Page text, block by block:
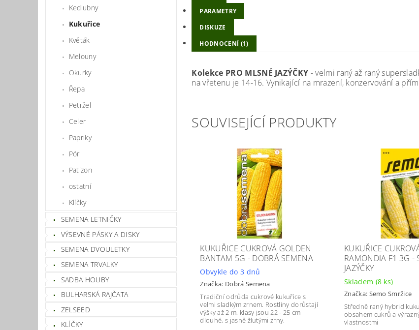
Kedlubny
Kukuřice
Květák
Melouny
Okurky
Řepa
Petržel
Celer
Papriky
Pór
Patizon
ostatní
Klíčky
SEMENA LETNIČKY
VÝSEVNÉ PÁSKY A DISKY
SEMENA DVOULETKY
SEMENA TRVALKY
SADBA HOUBY
BULHARSKÁ RAJČATA
ZELSEED
KLÍČKY
PARAMETRY
DISKUZE
HODNOCENÍ (1)
Kolekce PRO MLSNÉ JAZÝČKY - velmi raný až raný
na vřetenu je 14-16. Vynikající na mrazení, konzervování a
SOUVISEJÍCÍ PRODUKTY
KUKUŘICE CUKROVÁ GOLDEN
BANTAM 5G - DOBRÁ SEMENA
Obvykle do 3 dnů
Značka: Dobrá Semena
Tradiční odrůda cukrové kukuřice s
velmi sladkým zrnem. Rostliny dorůstají
výšky až 2 m, klasy jsou 22 - 25 cm
dlouhé, s jasně žlutými zrny.
KUKUŘICE
RAMONDIA F1 3G -
JAZÝČKY
Skladem (8 ks)
Značka: Semo Smržice
Středně raný hybrid
obsahem cukrů a
vlastnostmi